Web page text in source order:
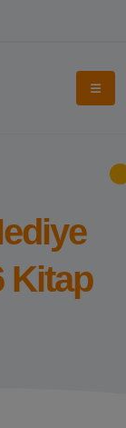
Kitap